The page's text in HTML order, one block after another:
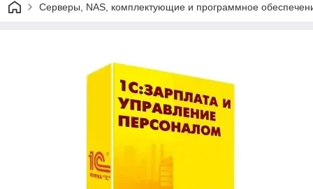
Серверы, NAS, комплектующие и программное